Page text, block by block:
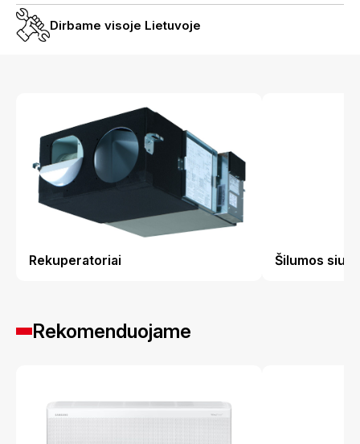
Dirbame visoje Lietuvoje
Rekuperatoriai Šilumos
Rekomenduojame